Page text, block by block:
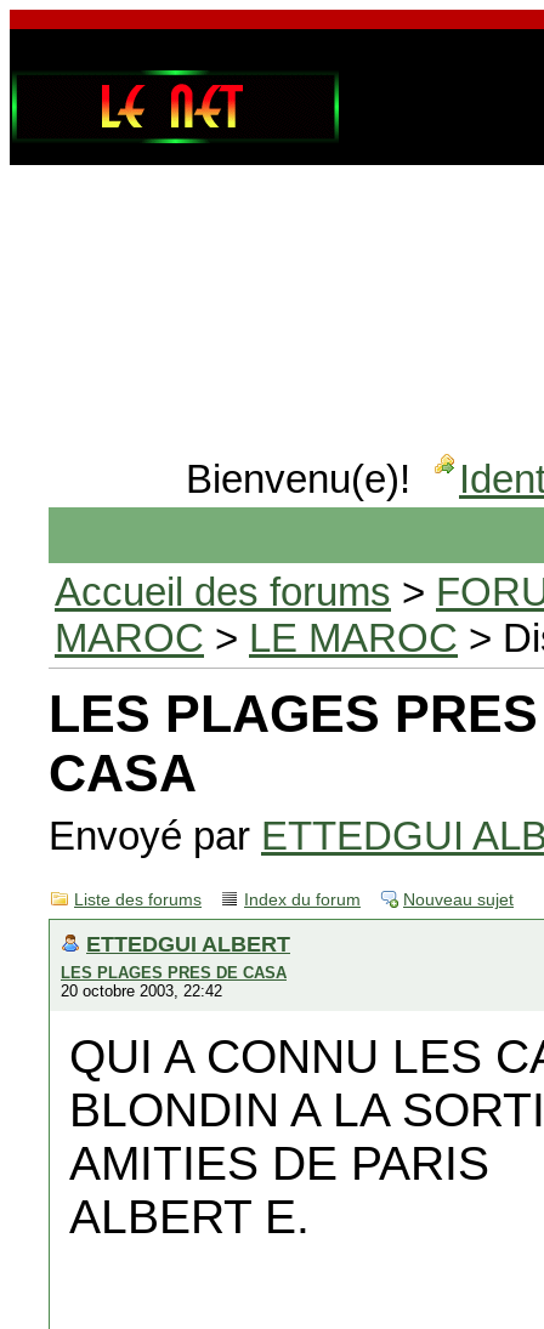
Bienvenu(e)!
Accueil des forums >
MAROC > LE MAROC >
LES PLAGES
CASA
Envoyé par ETTEDGUI
Liste des forums Index du forum Nouveau sujet
ETTEDGUI ALBERT
LES PLAGES PRES DE CASA
20 octobre 2003, 22:42
QUI A CONNU LES
BLONDIN A LA
AMITIES DE PARIS
ALBERT E.